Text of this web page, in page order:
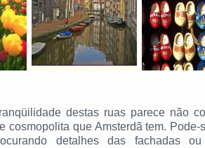
destas ruas parece não
cosmopolita que Amsterdã tem.
detalhes das fachadas